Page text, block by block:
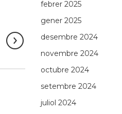
febrer 2025
gener 2025
desembre 2024
novembre 2024
octubre 2024
setembre 2024
juliol 2024